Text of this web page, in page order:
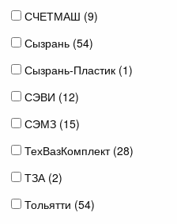
СЧЕТМАШ (9)
Сызрань (54)
Сызрань-Пластик (1)
СЭВИ (12)
СЭМЗ (15)
ТехВазКомплект (28)
ТЗА (2)
Тольятти (54)